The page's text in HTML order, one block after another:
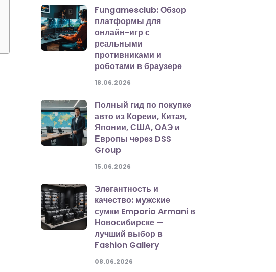
Fungamesclub: Обзор
платформы для
онлайн-игр с
реальными
противниками и
роботами в браузере
18.06.2026
Полный гид по покупке
авто из Кореии, Китая,
Японии, США, ОАЭ и
Европы через DSS
Group
15.06.2026
Элегантность и
качество: мужские
сумки Emporio Armani в
Новосибирске —
лучший выбор в
Fashion Gallery
08.06.2026